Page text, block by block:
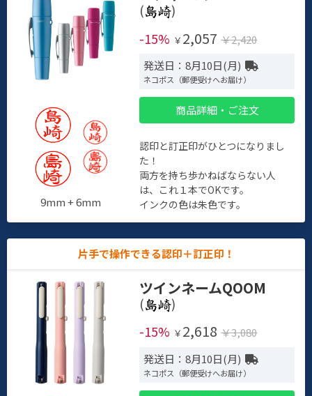
9mm + 6mm
(
)
-15% ￥ 2,057 ￥2,420
発送日：8月10日(月)
ネコポス（郵便受けへお届け）
商品詳細・ご注文
認印と訂正印がひとつになりまし
た！
両方を持ち歩かねばならない人
は、これ１本でOKです。
インクの色は朱色です。
片手で操作できる認印＋訂正印！
ツインネームQOOM
(
)
-15% ￥ 2,618 ￥3,080
発送日：8月10日(月)
ネコポス（郵便受けへお届け）